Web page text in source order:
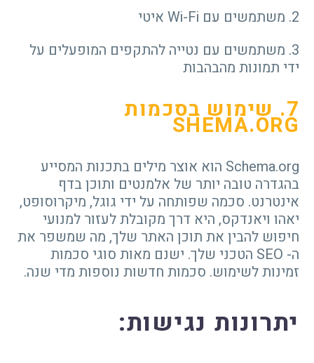
2. משתמשים עם Wi-Fi איטי
3. משתמשים עם נטייה להתקפים המופעלים על
ידי תמונות מהבהבות
7. שימוש בסכמות
SHEMA.ORG
Schema.org הוא אוצר מילים בתכנות המסייע
בהגדרה טובה יותר של אלמנטים ותוכן בדף
אינטרנט. סכמה שפותחה על ידי גוגל, מיקרוסופט,
יאהו ויאנדקס, היא דרך מקובלת לעזור למנועי
חיפוש להבין את תוכן האתר שלך, מה שמשפר את
ה- SEO הטכני שלך. ישנם מאות סוגי סכמות
זמינות לשימוש. סכמות חדשות נוספות מדי שנה.
יתרונות נגישות: